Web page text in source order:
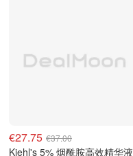
€27.75 €37.00
Kiehl's 5% 烟酰胺高效精华液